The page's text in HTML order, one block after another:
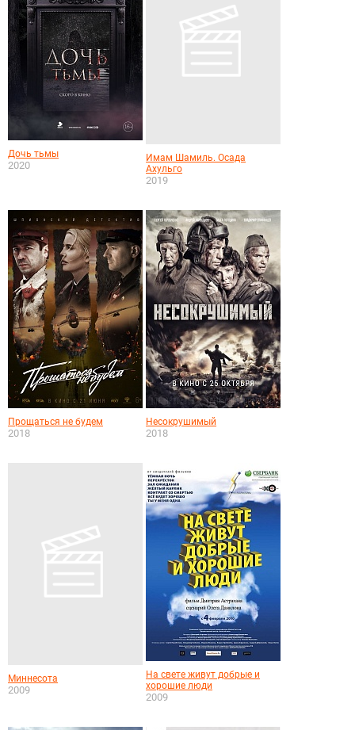
Дочь тьмы
2020
Имам Шамиль. Осада
Ахульго
2019
Прощаться не будем
2018
Несокрушимый
2018
Миннесота
2009
На свете живут добрые и
хорошие люди
2009